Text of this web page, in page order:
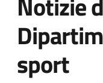
sport